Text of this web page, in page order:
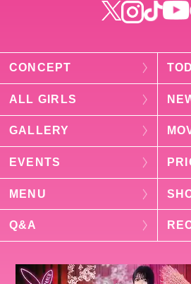
CONCEPT
ALL GIRLS
GALLERY
EVENTS
MENU
Q&A